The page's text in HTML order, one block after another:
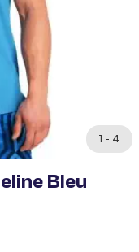
1 - 4
Bleu